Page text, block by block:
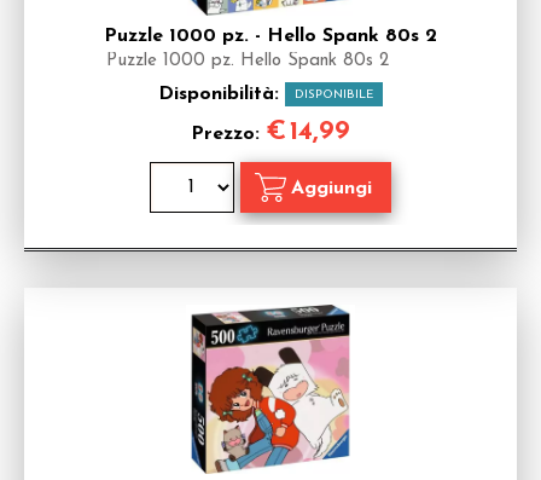
Puzzle 1000 pz. - Hello Spank 80s 2
Puzzle 1000 pz. Hello Spank 80s 2
Disponibilità: DISPONIBILE
Prezzo: €14,99